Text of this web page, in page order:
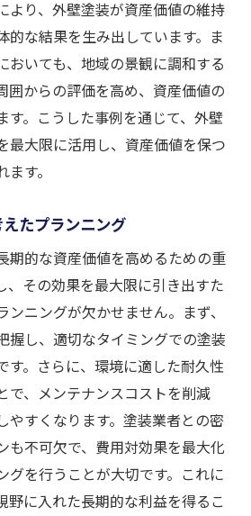
より、外壁塗装が資産価値の維持
的な結果を生み出しています。ま
おいても、地域の景観に調和する
囲からの評価を高め、資産価値の
す。こうした事例を通じて、外壁
最大限に活用し、資産価値を保つ
す。
たプランニング
期的な資産価値を高めるための重
、その効果を最大限に引き出すた
ニングが欠かせません。まず、
握し、適切なタイミングでの塗装
す。さらに、環境に適した耐久性
で、メンテナンスコストを削減
やすくなります。塗装業者との密
も不可欠で、費用対効果を最大化
グを行うことが大切です。これに
野に入れた長期的な利益を得るこ